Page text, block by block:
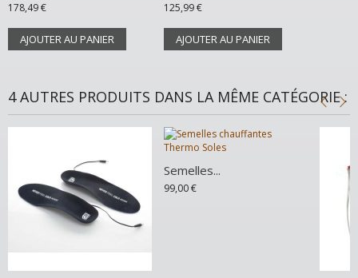
178,49 €
AJOUTER AU PANIER
125,99 €
AJOUTER AU PANIER
4 AUTRES PRODUITS DANS LA MÊME CATÉGORIE :
Semelles...
99,00 €